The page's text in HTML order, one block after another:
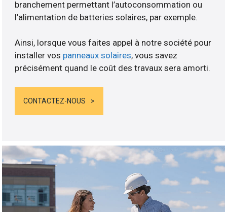
branchement permettant l’autoconsommation ou
l’alimentation de batteries solaires, par exemple.
Ainsi, lorsque vous faites appel à notre société pour
installer vos panneaux solaires, vous savez
précisément quand le coût des travaux sera amorti.
CONTACTEZ-NOUS